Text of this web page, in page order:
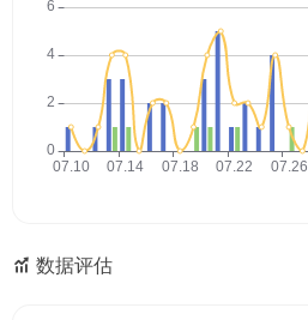
数据评估